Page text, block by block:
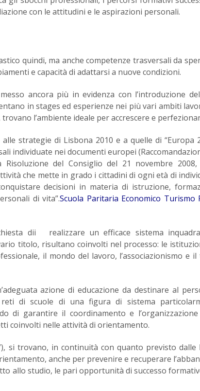
con le attitudini e le aspirazioni personali.
quindi, ma anche competenze trasversali da
e capacità di adattarsi a nuove condizioni.
ancora più in evidenza con l’introduzione
in stages ed esperienze nei più vari ambiti
l’ambiente ideale per accrescere e
strategie di Lisbona 2010 e a quelle di “Europa
individuate nei documenti europei
del Consiglio del 21 novembre 2008,
che mette in grado i cittadini di ogni età di
decisioni in materia di istruzione,
di vita”.Scuola Paritaria Economico Turismo
dii realizzare un efficace sistema
titolo, risultano coinvolti nel processo: le
il mondo del lavoro, l’associazionismo e il
azione di educazione da destinare al
di scuole di una figura di sistema
di garantire il coordinamento e l’organizzazione
coinvolti nelle attività di orientamento.
si trovano, in continuità con quanto previsto dalle
anche per prevenire e recuperare
allo studio, le pari opportunità di successo